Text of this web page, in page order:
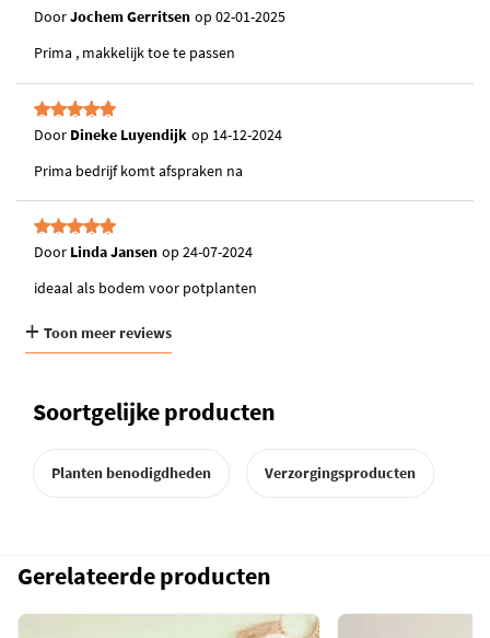
Giet water in de pot.
DoorJochem Gerritsen op 02-01-2025
Prima , makkelijk toe te passen
Door Dineke Luyendijk op 14-12-2024
Prima bedrijf komt afspraken na
Door Linda Jansen op 24-07-2024
ideaal als bodem voor potplanten
Toon meer reviews
Soortgelijke producten
Planten benodigdheden Verzorgingsproducten
Gerelateerde producten